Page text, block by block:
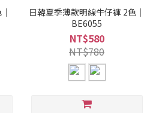
日韓夏季薄款明線牛仔褲 2色｜
BE6055
NT$580
NT$780